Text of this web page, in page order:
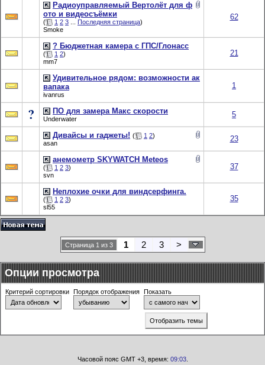
Радиоуправляемый Вертолёт для ф
ото и видеосъёмки
( 1 2 3 Последняя страница)
Smoke
62
? Бюджетная камера с ГПС/Глонасс
( 1 2)
mm7
21
Удивительное рядом: возможности ак
вапака
ivanrus
1
ПО для замера Макс скорости
Underwater 5
Дивайсы и гаджеты! ( 1 2)
asan
23
анемометр SKYWATCH Meteos
( 1 2 3)
svn
37
Неплохие очки для виндсерфинга.
( 1 2 3)
sl55
35
Страница 1 из 3 1 2 3 >
Опции просмотра
Критерий сортировки Порядок отображения Показать
Часовой пояс GMT +3, время: 09:03.